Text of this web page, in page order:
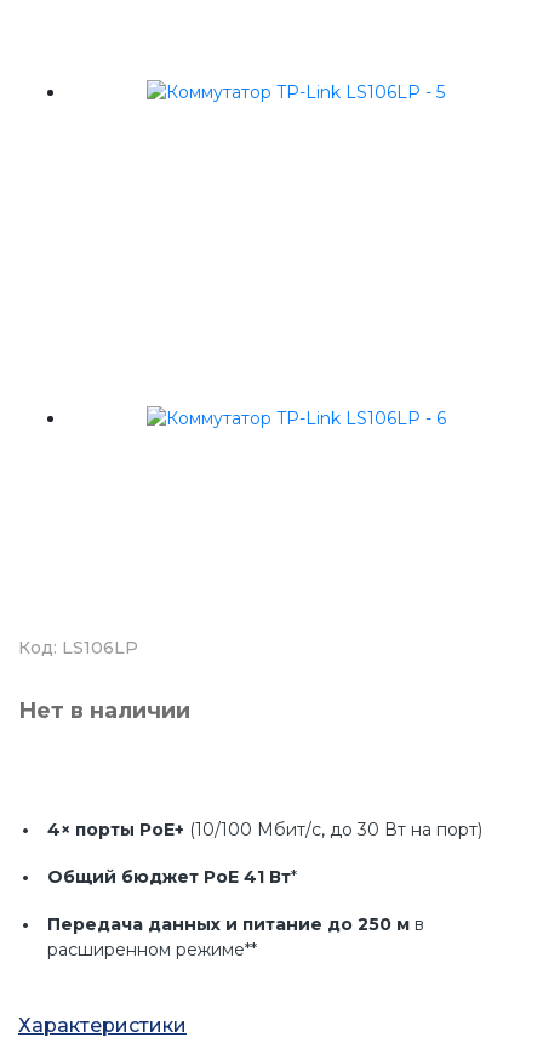
Код: LS106LP
Нет в наличии
4× порты PoE+ (10/100 Мбит/с, до 30 Вт на порт)
Общий бюджет PoE 41 Вт*
Передача данных и питание до 250 м в
расширенном режиме**
перезапуск устройств, вышедших из строя
Характеристики